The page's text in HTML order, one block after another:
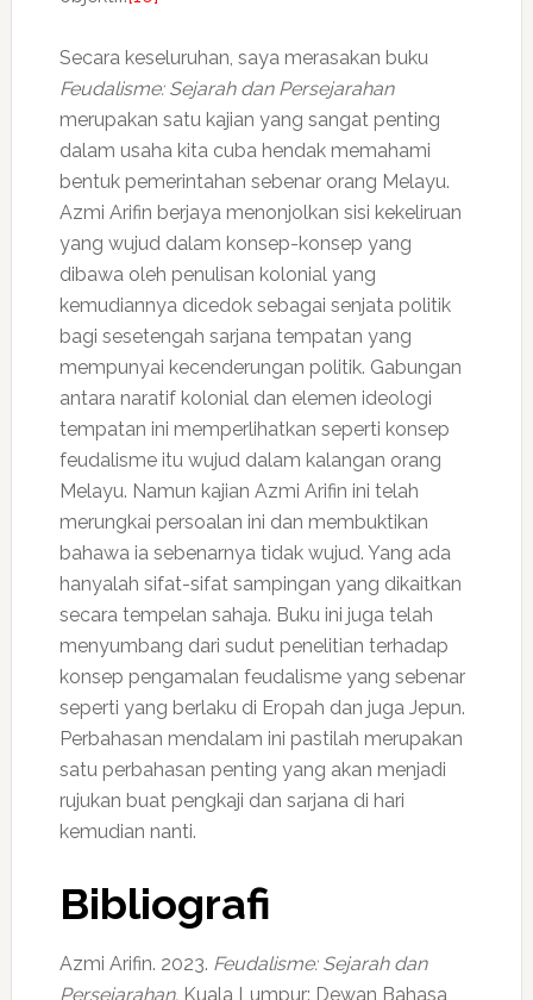
Secara keseluruhan, saya merasakan buku
Feudalisme: Sejarah dan Persejarahan
merupakan satu kajian yang sangat penting
dalam usaha kita cuba hendak memahami
bentuk pemerintahan sebenar orang Melayu.
Azmi Arifin berjaya menonjolkan sisi kekeliruan
yang wujud dalam konsep-konsep yang
dibawa oleh penulisan kolonial yang
kemudiannya dicedok sebagai senjata politik
bagi sesetengah sarjana tempatan yang
mempunyai kecenderungan politik. Gabungan
antara naratif kolonial dan elemen ideologi
tempatan ini memperlihatkan seperti konsep
feudalisme itu wujud dalam kalangan orang
Melayu. Namun kajian Azmi Arifin ini telah
merungkai persoalan ini dan membuktikan
bahawa ia sebenarnya tidak wujud. Yang ada
hanyalah sifat-sifat sampingan yang dikaitkan
secara tempelan sahaja. Buku ini juga telah
menyumbang dari sudut penelitian terhadap
konsep pengamalan feudalisme yang sebenar
seperti yang berlaku di Eropah dan juga Jepun.
Perbahasan mendalam ini pastilah merupakan
satu perbahasan penting yang akan menjadi
rujukan buat pengkaji dan sarjana di hari
kemudian nanti.
Bibliografi
Azmi Arifin. 2023. Feudalisme: Sejarah dan
Persejarahan.Kuala Lumpur: Dewan Bahasa